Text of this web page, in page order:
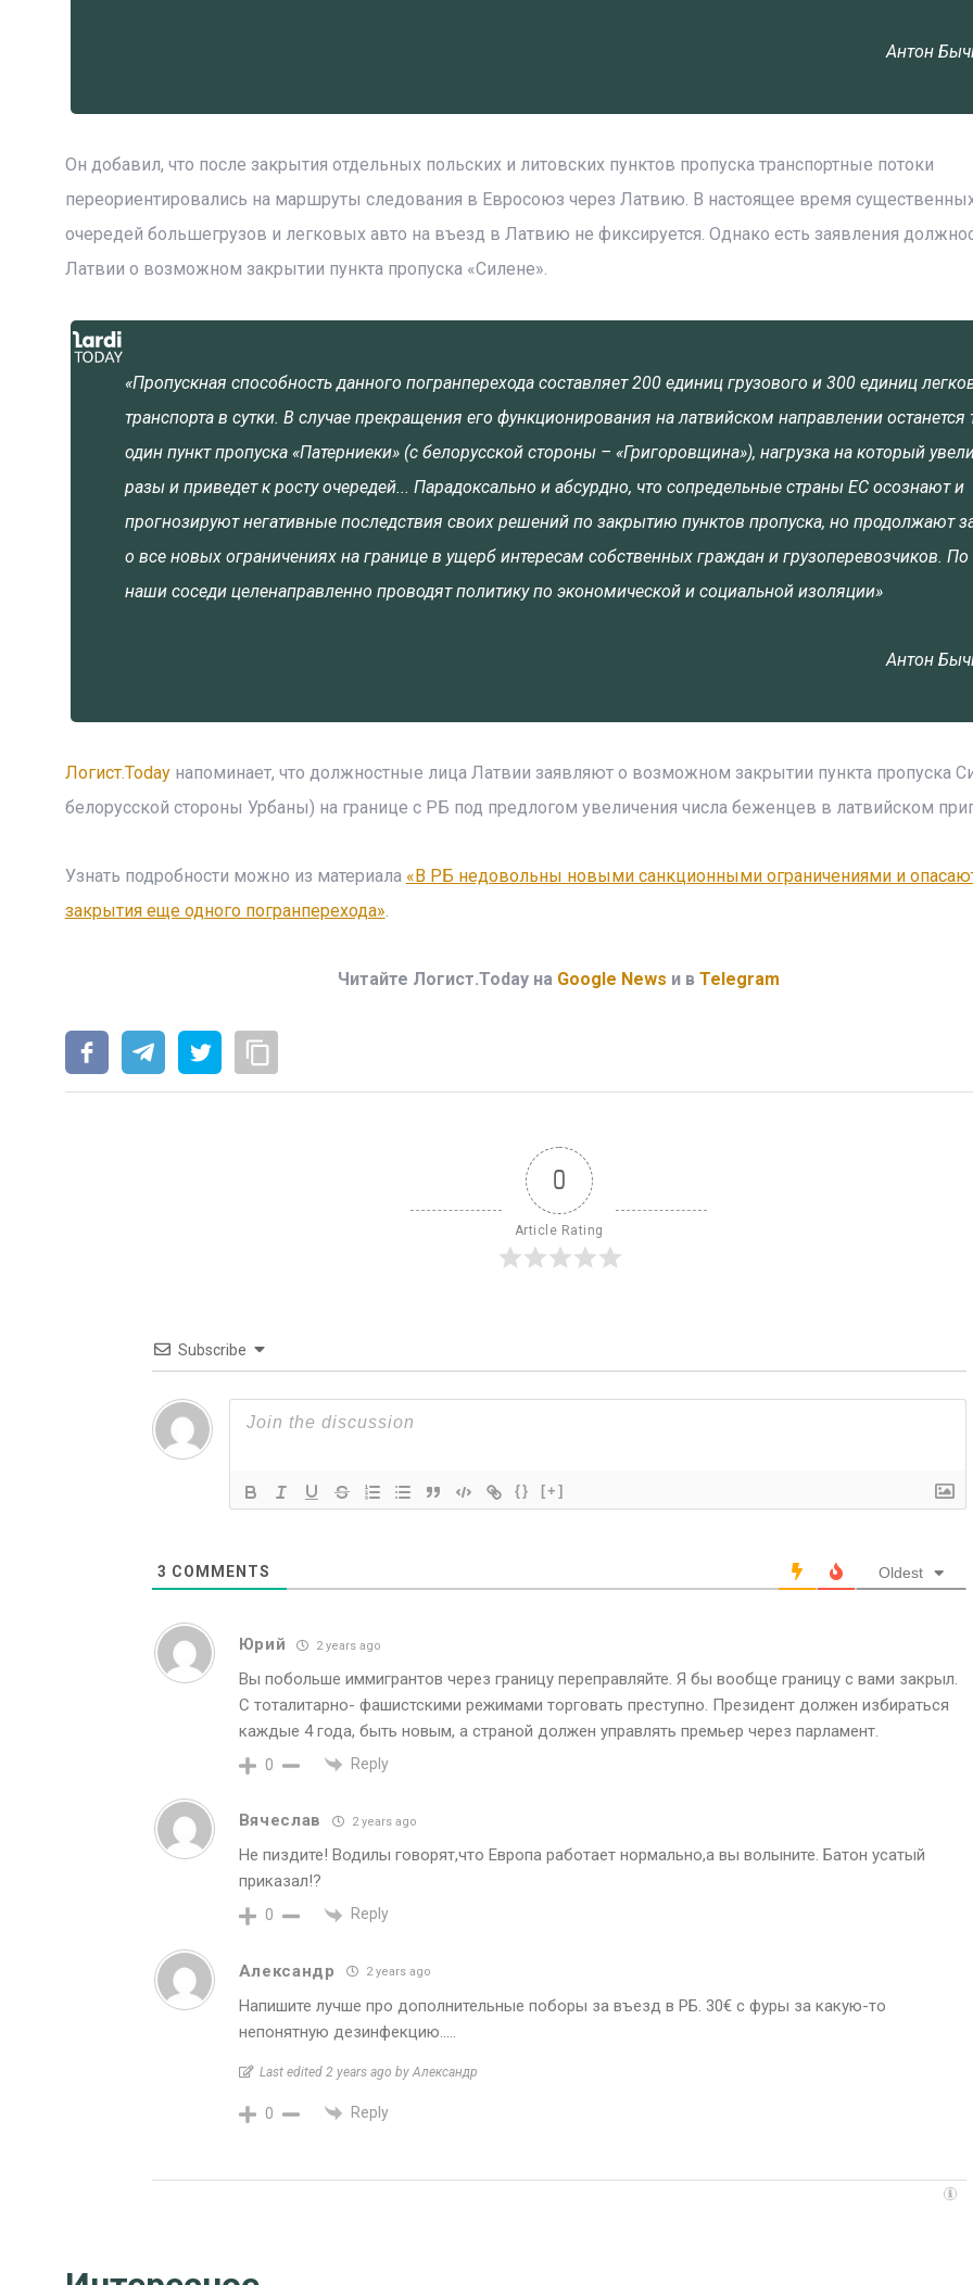
Антон
Он добавил, что после закрытия отдельных польских и литовских пунктов пропуска транспортные потоки
переориентировались на маршруты следования в Евросоюз через Латвию. В настоящее время
очередей большегрузов и легковых авто на въезд в Латвию не фиксируется. Однако есть заявления
Латвии о возможном закрытии пункта пропуска «Силене».
«Пропускная способность данного погранперехода составляет 200 единиц грузового и 300 единиц
транспорта в сутки. В случае прекращения его функционирования на латвийском направлении останется
один пункт пропуска «Патерниеки» (с белорусской стороны – «Григоровщина»), нагрузка на который
разы и приведет к росту очередей... Парадоксально и абсурдно, что сопредельные страны ЕС осознают и
прогнозируют негативные последствия своих решений по закрытию пунктов пропуска, но продолжают
о все новых ограничениях на границе в ущерб интересам собственных граждан и грузоперевозчиков. По
наши соседи целенаправленно проводят политику по экономической и социальной изоляции»
Антон
Логист.Todayнапоминает, что должностные лица Латвии заявляют о возможном закрытии пункта пропуска
белорусской стороны Урбаны) на границе с РБ под предлогом увеличения числа беженцев в латвийском
Узнать подробности можно из материала «В РБ недовольны новыми санкционными ограничениями и
закрытия еще одного погранперехода».
Читайте Логист.Today на Google News и в Telegram
0
Article Rating
Subscribe
{} [+]
3 COMMENTS Oldest
Юрий 2 years ago
Вы побольше иммигрантов через границу переправляйте. Я бы вообще границу с вами закрыл.
С тоталитарно- фашистскими режимами торговать преступно. Президент должен избираться
каждые 4 года, быть новым, а страной должен управлять премьер через парламент.
0 Reply
Вячеслав 2 years ago
Не пиздите! Водилы говорят,что Европа работает нормально,а вы волыните. Батон усатый
приказал!?
0 Reply
Александр 2 years ago
Напишите лучше про дополнительные поборы за въезд в РБ. 30€ с фуры за какую-то
непонятную дезинфекцию…..
Last edited 2 years ago by Александр
0 Reply